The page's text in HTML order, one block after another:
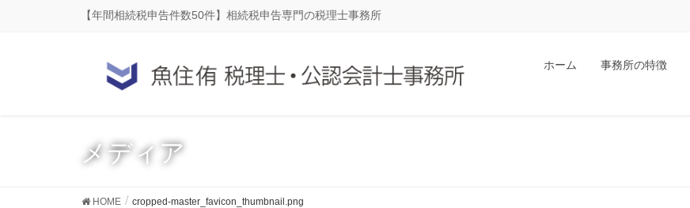
【年間相続税申告件数50件】相続税申告専門の税理士事務所
ホーム 事務所の特徴
メディア
HOME cropped-master_favicon_thumbnail.png